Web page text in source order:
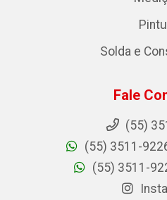
Solda e
Fale
(55)
(55) 3511-
(55) 3511-